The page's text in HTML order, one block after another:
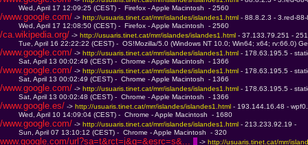
Wed, April 17 12:09:25 (CEST) -  Firefox - Apple Macintosh  - 2560
/www.google.com/ -> http://usuaris.tinet.cat/mrr/islandes/islandes1.html - 88.8.2.3 - 3.red-
Wed, April 17 12:08:50 (CEST) -  Firefox - Apple Macintosh  - 2560
/ca.wikipedia.org/ -> http://usuaris.tinet.cat/mrr/islandes/islandes1.html - 37.133.79.251 -
Tue, April 16 22:22:22 (CEST) -  OS!Mozilla/5.0 (Windows NT 10.0; Win64; x64; rv:66.0)
/www.google.com/ -> http://usuaris.tinet.cat/mrr/islandes/islandes1.html - 178.63.195.5 -
Sat, April 13 00:02:49 (CEST) -  Chrome - Apple Macintosh  - 1366
/www.google.com/ -> http://usuaris.tinet.cat/mrr/islandes/islandes1.html - 178.63.195.5 -
Sat, April 13 00:02:49 (CEST) -  Chrome - Apple Macintosh  - 1366
/www.google.com/ -> http://usuaris.tinet.cat/mrr/islandes/islandes1.html - 178.63.195.5 -
Sat, April 13 00:02:48 (CEST) -  Chrome - Apple Macintosh  - 1366
/www.google.es/ -> http://usuaris.tinet.cat/mrr/islandes/islandes1.html - 193.144.16.48 -
Wed, April 10 14:09:04 (CEST) -  Chrome - Apple Macintosh  - 1680
/www.google.com/ -> http://usuaris.tinet.cat/mrr/islandes/islandes1.html - 213.233.92.19 -
Sun, April 07 13:10:12 (CEST) -  Chrome - Apple Macintosh  - 320
www.google.com/url?sa=t&rct=j&q=&esrc=s&... -> http://usuaris.tinet.cat/mrr/